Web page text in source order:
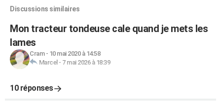
Discussions similaires
Mon tracteur tondeuse cale quand je mets les
lames
Cram- 10 mai 2020 à 14:58
Marcel - 7 mai 2026 à 18:39
10 réponses